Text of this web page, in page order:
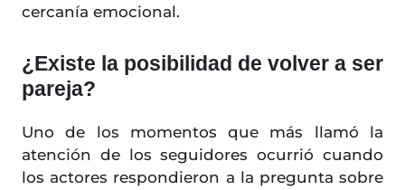
cercanía emocional.
¿Existe la posibilidad de volver a ser
pareja?
Uno de los momentos que más llamó la
atención de los seguidores ocurrió cuando
los actores respondieron a la pregunta sobre